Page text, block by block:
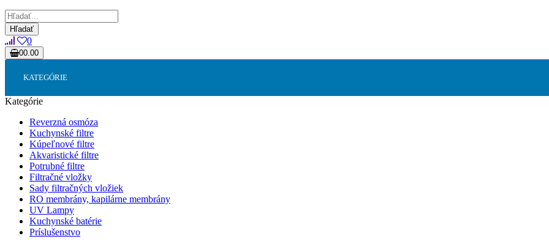
Hľadať
0
00.00
KATEGÓRIE
Kategórie
Reverzná osmóza
Kuchynské filtre
Kúpeľnové filtre
Akvaristické filtre
Potrubné filtre
Filtračné vložky
Sady filtračných vložiek
RO membrány, kapilárne membrány
UV Lampy
Kuchynské batérie
Príslušenstvo